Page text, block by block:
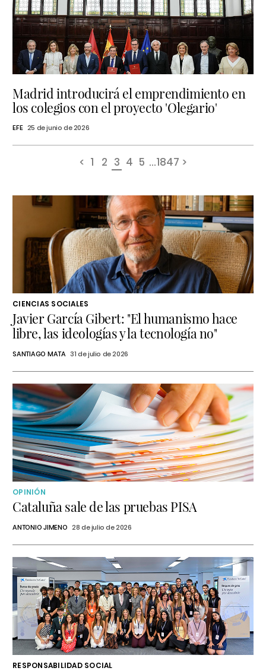
Madrid introducirá el emprendimiento en
los colegios con el proyecto 'Olegario'
EFE 25 de junio de 2026
< 1 2 3 4 5 ...1847 >
CIENCIAS SOCIALES
Javier García Gibert: "El humanismo hace
libre, las ideologías y la tecnología no"
SANTIAGO MATA 31 de julio de 2026
OPINIÓN
Cataluña sale de las pruebas PISA
ANTONIO JIMENO 28 de julio de 2026
RESPONSABILIDAD SOCIAL